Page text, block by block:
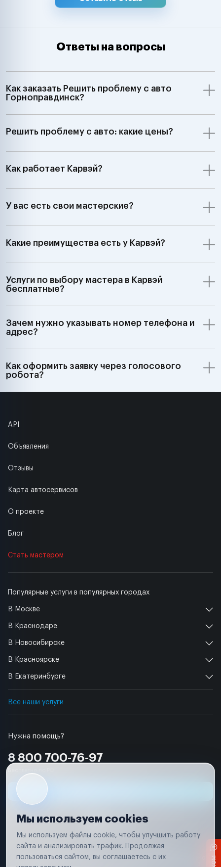
Ответы на вопросы
Как заказать Решить проблему с авто
Горноправдинск?
Решить проблему с авто: какие цены?
Как работает Карвэй?
У вас есть свои мастерские?
Какие преимущества есть у Карвэй?
Услуги по выбору мастера в Карвэй
бесплатные?
Зачем нужно указывать номер телефона и
адрес?
Как оформить заявку через голосового
робота?
Нужна помощь?
8 800 700-76-97
Популярные услуги в популярных городах
В Москве
В Краснодаре
В Новосибирске
В Красноярске
В Екатеринбурге
Все наши услуги
API
Объявления
Отзывы
Карта автосервисов
О проекте
Блог
Стать мастером
Условия использования
Удаление аккаунта
Вся информация, представленная на сайте, носит исключительно
Мы используем cookies
Мы используем файлы cookie, чтобы улучшить работу
сайта и анализировать трафик. Продолжая
пользоваться сайтом, вы соглашаетесь с их